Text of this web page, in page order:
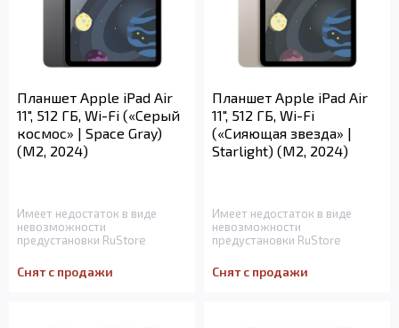
Планшет Apple iPad Air
11", 512 ГБ, Wi-Fi («Серый
космос» | Space Gray)
(M2, 2024)
Имеет недостаток в виде
невозможности
предустановки RuStore
Снят с продажи
Планшет Apple iPad Air
11", 512 ГБ, Wi-Fi
(«Сияющая звезда» |
Starlight) (M2, 2024)
Имеет недостаток в виде
невозможности
предустановки RuStore
Снят с продажи